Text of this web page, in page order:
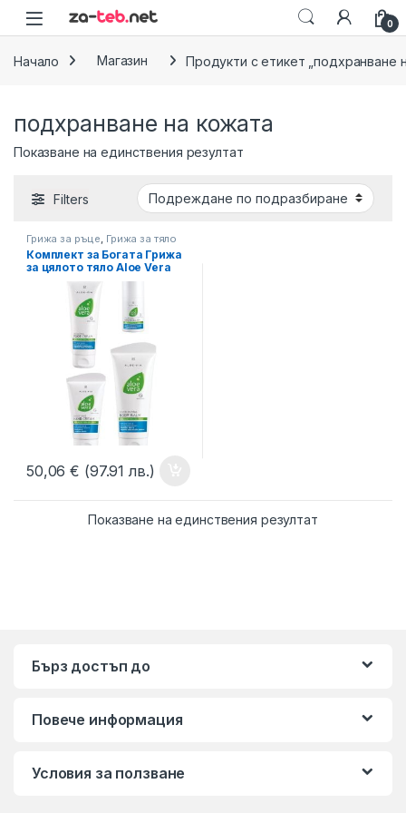
Skip to navigation
Skip to content
0
Начало Магазин Продукти с етикет „подхранване
подхранване на кожата
Показване на единствения резултат
Filters
Грижа за ръце Грижа за тяло
Комплект за Богата Грижа
за цялото тяло Aloe Vera
50,06€ (97.91 лв.)
Показване на единствения резултат
Бърз достъп до
Повече информация
Условия за ползване